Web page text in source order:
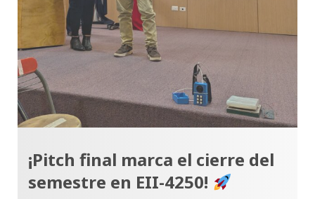
¡Pitch final marca el cierre del
semestre en EII-4250!